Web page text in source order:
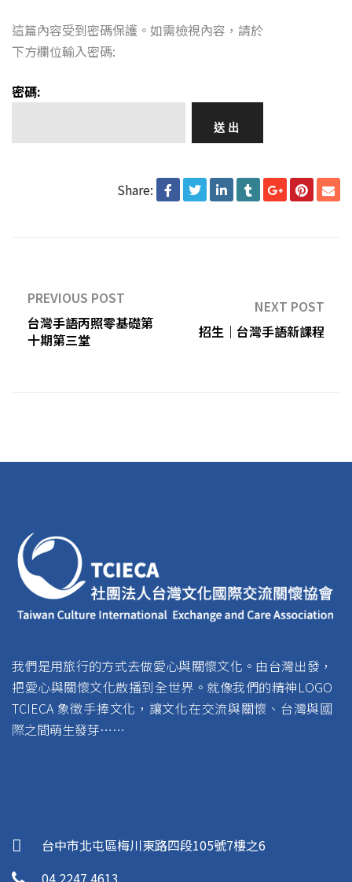
這篇內容受到密碼保護。如需檢視內容，請於
下方欄位輸入密碼:
密碼:
Share:
PREVIOUS POST
台灣手語丙照零基礎第
十期第三堂
NEXT POST
招生｜台灣手語新課程
我們是用旅行的方式去做愛心與關懷文化。由台灣出發，
把愛心與關懷文化散播到全世界。就像我們的精神LOGO
TCIECA 象徵手捧文化，讓文化在交流與關懷、台灣與國
際之間萌生發芽……
台中市北屯區梅川東路四段105號7樓之6
04 2247 4613